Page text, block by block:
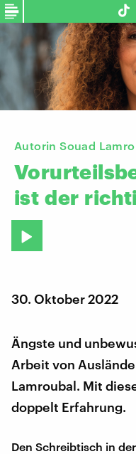
Autorin Souad
ist der
30. Oktober 2022
Ängste und
Arbeit von
Lamroubal. Mit
doppelt Erfahrung.
Den Schreibtisch in